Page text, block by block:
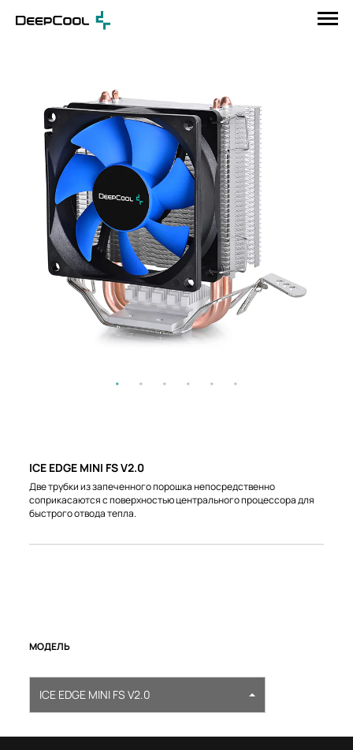
ICE EDGE MINI FS V2.0
Две трубки из запеченного порошка непосредственно
соприкасаются с поверхностью центрального процессора для
быстрого отвода тепла.
МОДЕЛЬ
ICE EDGE MINI FS V2.0